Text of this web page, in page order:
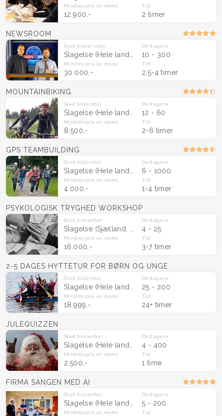
Mindstepris ex moms
12.900,-
Tid
2 timer
NEWSROOM
Sted (Inde/ude)
Slagelse (Hele landet)
Deltagere
10 - 300
Mindstepris ex moms
30.000,-
Tid
2,5-4 timer
MOUNTAINBIKING
Sted (Udenfor)
Slagelse (Hele landet)
Deltagere
12 - 60
Mindstepris ex moms
8.500,-
Tid
2-6 timer
GPS TEAMBUILDING
Sted (Udenfor)
Slagelse (Hele landet)
Deltagere
6 - 1000
Mindstepris ex moms
4.000,-
Tid
1-4 timer
PSYKOLOGISK TRYGHED WORKSHOP
Sted (Indenfor)
Slagelse (Sjælland, Fyn og Midtjylland )
Deltagere
4 - 25
Mindstepris ex moms
16.000,-
Tid
3-7 timer
2-5 DAGES HYTTETUR FOR BØRN OG UNGE
Sted (Udenfor)
Slagelse (Hele landet)
Deltagere
25 - 200
Mindstepris ex moms
18.999,-
Tid
24+ timer
JULEQUIZZEN
Sted (Indenfor)
Slagelse (Hele landet)
Deltagere
4 - 400
Mindstepris ex moms
2.500,-
Tid
1 time
FIRMA SANGEN MED AI
Sted (Indenfor)
Slagelse (Hele landet)
Deltagere
5 - 200
Mindstepris ex moms Tid